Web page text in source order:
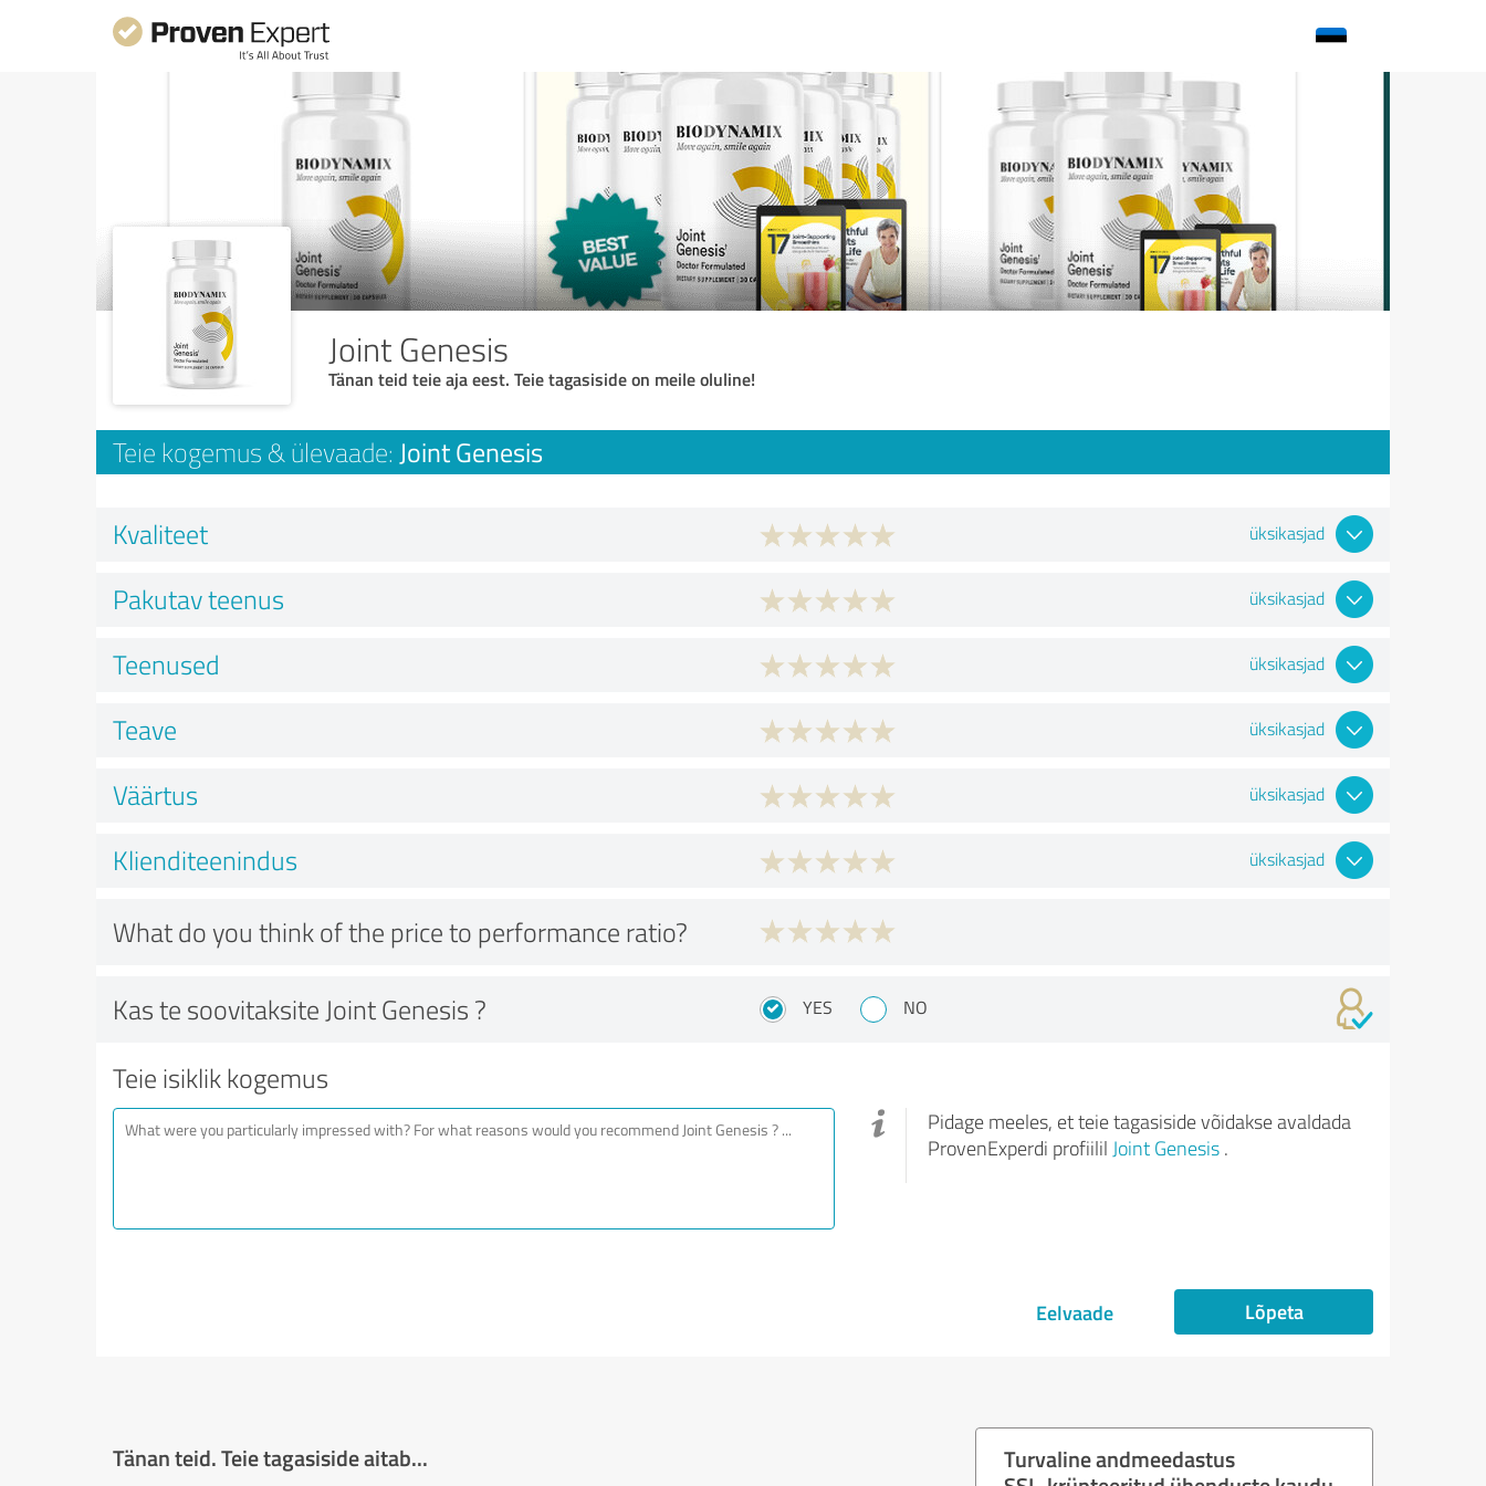
Joint Genesis
Tänan teid teie aja eest. Teie tagasiside on meile oluline!
Teie kogemus & ülevaade: Joint Genesis
Kvaliteet üksikasjad
Pakutav teenus üksikasjad
Teenused üksikasjad
Teave üksikasjad
Väärtus üksikasjad
Klienditeenindus üksikasjad
What do you think of the price to performance ratio?
Kas te soovitaksite Joint Genesis ? YES NO
Teie isiklik kogemus
Pidage meeles, et teie tagasiside võidakse avaldada
ProvenExperdi profiilil Joint Genesis.
Eelvaade Lõpeta
Tänan teid. Teie tagasiside aitab...
Turvaline andmeedastus